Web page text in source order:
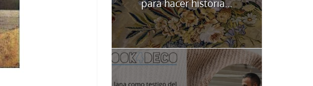
para hacer historia...